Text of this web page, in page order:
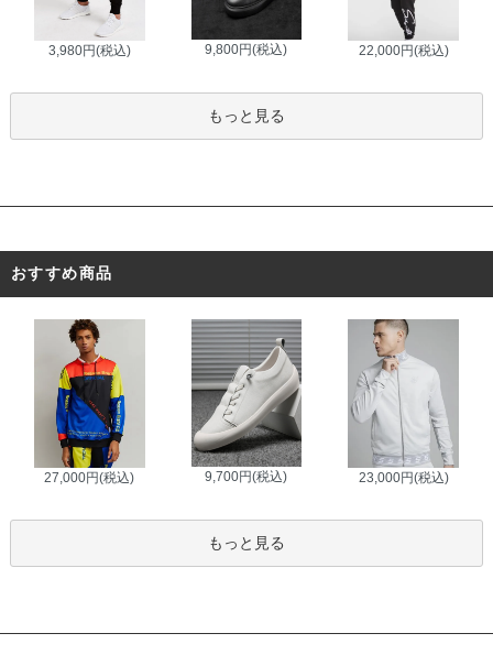
3,980円(税込) 9,800円(税込) 22,000円(税込)
もっと見る
おすすめ商品
27,000円(税込) 9,700円(税込) 23,000円(税込)
もっと見る